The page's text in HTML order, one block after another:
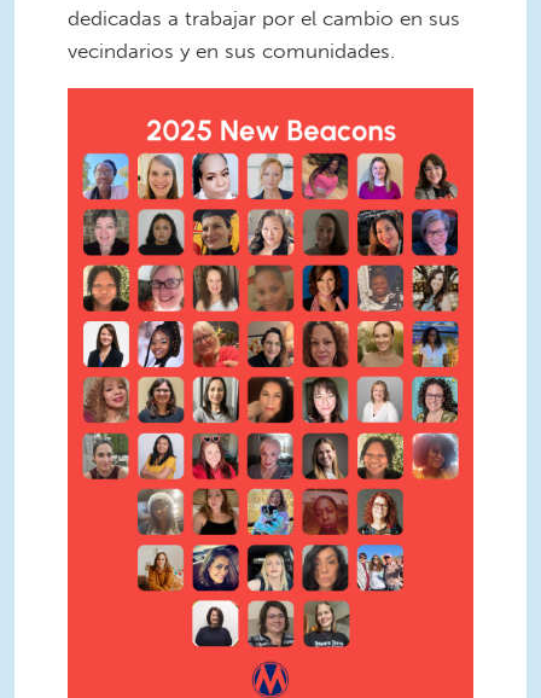
dedicadas a trabajar por el cambio en sus
vecindarios y en sus comunidades.